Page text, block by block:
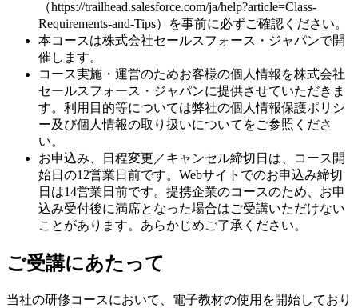
（https://trailhead.salesforce.com/ja/help?article=Class-
Requirements-and-Tips）を事前に必ずご確認ください。
本コースは株式会社セールスフォース・ジャパンで開
催します。
コース実施・運営のためお客様の個人情報を株式会社
セールスフォース・ジャパンに提供させていただきま
す。利用目的等については弊社の個人情報保護ポリシ
ー及び個人情報の取り扱いについてをご参照くださ
い。
お申込み、日程変更／キャンセル締切日は、コース開
始日の12営業日前です。Webサイトでのお申込み締切
日は14営業日前です。提携企業のコースのため、お申
込み受付後に満席となった場合はご受講いただけない
ことがあります。あらかじめご了承ください。
ご受講にあたって
当社の研修コースにおいて、電子教材の使用を開始しており